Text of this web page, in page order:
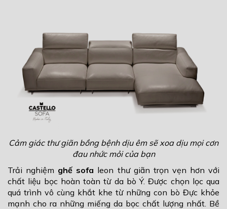
Cảm giác thư giãn bồng bệnh dịu êm sẽ xoa dịu mọi cơn
đau nhức mỏi của bạn
Trải nghiệm ghế sofa leon thư giãn trọn vẹn hơn với
chất liệu bọc hoàn toàn từ da bò Ý. Được chọn lọc qua
quá trình vô cùng khắt khe từ những con bò Đực khỏe
mạnh cho ra những miếng da bọc chất lượng nhất. Bề